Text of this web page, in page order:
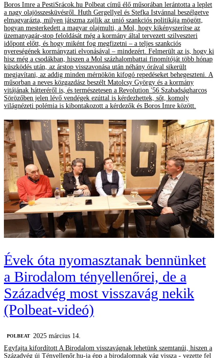
Boros Imre a PestiSrácok.hu Polbeat című élő műsorában lerántotta a leplet
a nagy olajösszesküvésről. Huth Gergellyel és Stefka Istvánnal beszélgetve
elmagyarázta, milyen játszma zajlik az unió szankciós politikája mögött,
hogyan mesterkedett a magyar olajmulti, a Mol, hogy kikényszerítse az
üzemanyagár-stop feloldását még a kormány által tervezett szilveszteri
időpont előtt, és hogy miként fog megfizetni – a teljes szankciós
nyereségének kormányzati elvonásával – mindezért. Felmerült az is, hogy ki
hisz még a csodákban, hiszen a Mol százhalombattai finomítóját több hónap
küszködés után, az árstop visszavonása után néhány órával sikerült
megjavítani, az addig minden mérnökön kifogó repedéseket behegeszteni. A
műsorban a neves közgazdász beszélt Matolcsy György és a kormány
vitájának hátteréről is, és természetesen a Revolution '56 Szabadságharcos
Sörözőben jelen lévő vendégek ezúttal is kérdezhettek, sőt, komoly
világnézeti polémia is kibontakozott a kérdezők és Boros Imre között.
Évek óta nyomasztanak bennünket
a Birodalom tényellenőrei, de a
Századvég most visszavág nekik
(Polbeat-videó)
‎POLBEAT
2025 március 14.
Egyfajta kifordított A Birodalom visszavágnak lehetünk szemtanúi, hiszen a
Századvég új Tényellenőr.hu-ja épp a birodalomnak vág vissza - vezette fel